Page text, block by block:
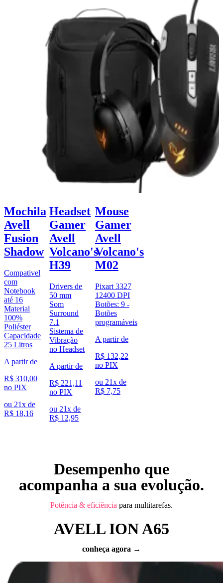
Mochila
Avell
Fusion
Shadow
Compativel
com
Notebook
até 16
Material
100%
Poliéster
Capacidade
25 Litros
A partir de
R$ 310,00
no PIX
ou 21x de
R$ 18,16
Headset
Gamer
Avell
Volcano's
H39
Drivers de
50 mm
Som
Surround
7.1
Sistema de
Vibração
no Headset
A partir de
R$ 221,11
no PIX
ou 21x de
R$ 12,95
Mouse
Gamer
Avell
Volcano's
M02
Pixart 3327
12400 DPI
Botões: 9 -
Botões
programáveis
A partir de
R$ 132,22
no PIX
ou 21x de
R$ 7,75
Desempenho que
acompanha a sua evolução.
Potência & eficiência para multitarefas.
AVELL ION A65
conheça agora →